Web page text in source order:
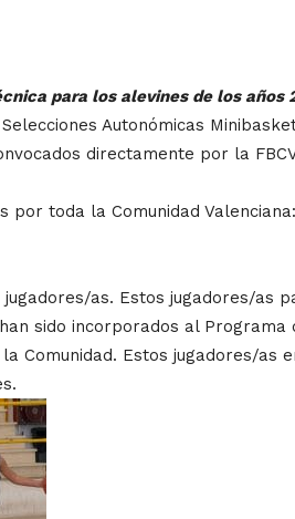
para los alevines de los años
Autonómicas
directamente por la
toda la Comunidad
as. Estos jugadores/as
sido incorporados al Programa
Comunidad. Estos jugadores/as